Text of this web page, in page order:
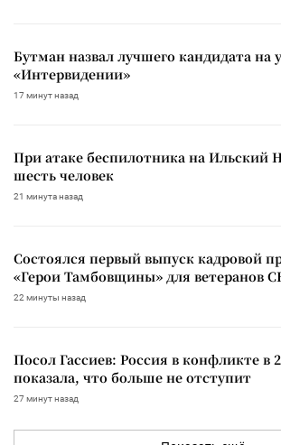
Бутман назвал лучшего кандидата на
«Интервидении»
17 минут назад
При атаке беспилотника на Ильский
шесть человек
21 минута назад
Состоялся первый выпуск кадровой
«Герои Тамбовщины» для ветеранов
22 минуты назад
Посол Гассиев: Россия в конфликте в
показала, что больше не отступит
27 минут назад